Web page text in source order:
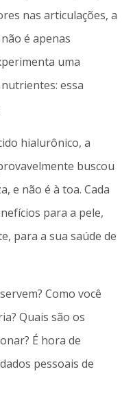
nas articulações, a
é apenas
uma
essa
hialurônico, a
buscou
e não é à toa. Cada
para a pele,
para a sua saúde de
Como você
Quais são os
É hora de
pessoais de